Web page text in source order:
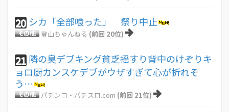
20 シカ「全部喰った」 祭り中止
登山ちゃんねる (前回 20位)
21 隣の臭デブキング貧乏揺すり背中のけぞりキ
ョロ厨カンスケデブがウザすぎて心が折れそ
う…
パチンコ・パチスロ.com (前回 21位)